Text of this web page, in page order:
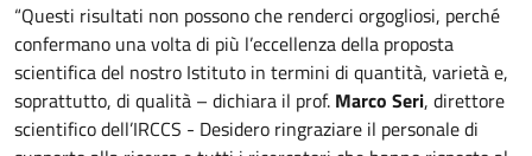
“Questi risultati non possono che renderci orgogliosi, perché
confermano una volta di più l’eccellenza della proposta
scientifica del nostro Istituto in termini di quantità, varietà e,
soprattutto, di qualità – dichiara il prof. Marco Seri, direttore
scientifico dell’IRCCS - Desidero ringraziare il personale di